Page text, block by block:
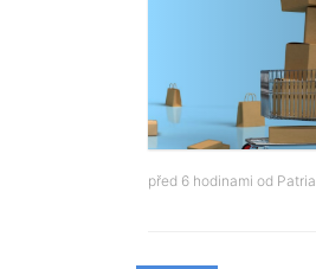
před 6 hodinami od Patria